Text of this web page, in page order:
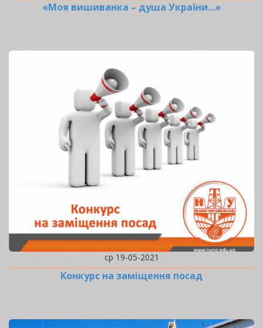
«Моя вишиванка – душа України…»
ср 19-05-2021
Конкурс на заміщення посад